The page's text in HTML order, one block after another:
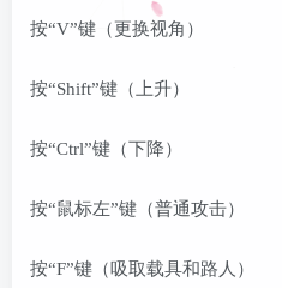
按“V”键（更换视角）
按“Shift”键（上升）
按“Ctrl”键（下降）
按“鼠标左”键（普通攻击）
按“F”键（吸取载具和路人）